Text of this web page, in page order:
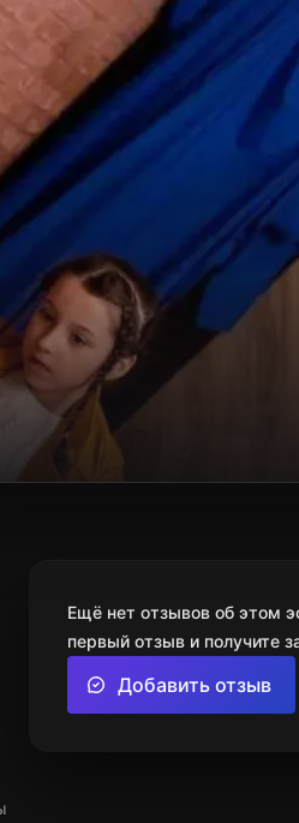
Ещё нет отзывов об этом
первый отзыв и получите
Добавить отзыв